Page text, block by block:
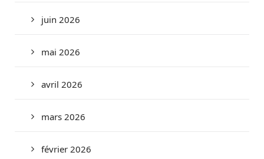
juin 2026
mai 2026
avril 2026
mars 2026
février 2026